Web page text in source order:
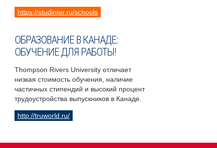
https://studinter.ru/schools
ОБРАЗОВАНИЕ В КАНАДЕ:
ОБУЧЕНИЕ ДЛЯ РАБОТЫ!
Thompson Rivers University отличает
низкая стоимость обучения, наличие
частичных стипендий и высокий процент
трудоустройства выпускников в Канаде.
http://truworld.ru/